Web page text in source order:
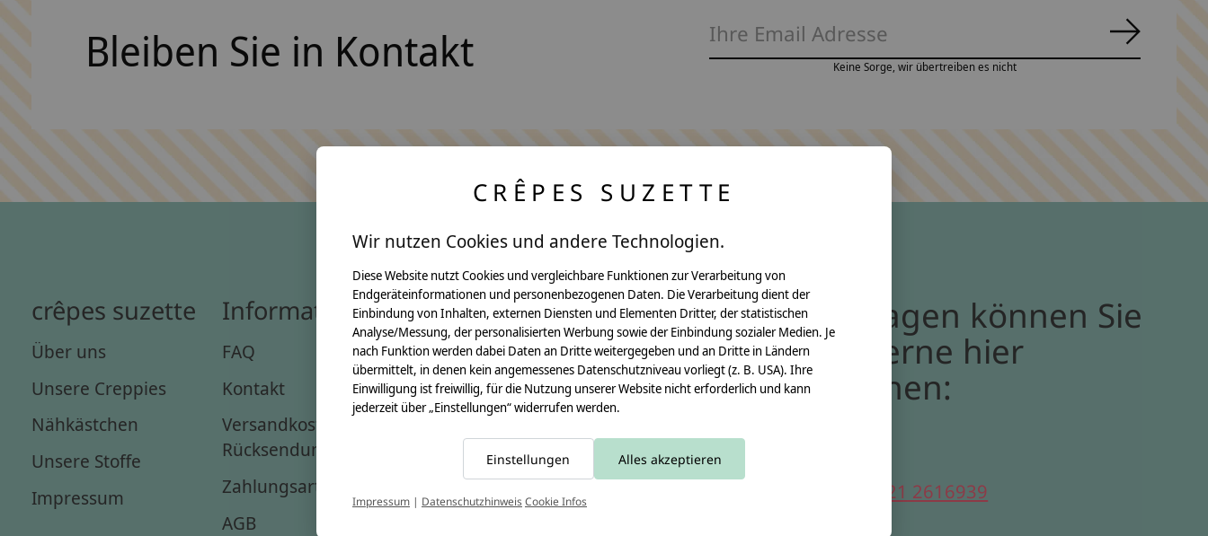
Bleiben Sie in Kontakt Keine Sorge, wir übertreiben es nicht
crêpes suzette
Über uns
Unsere Creppies
Nähkästchen
Unsere Stoffe
Impressum
Informationen
FAQ
Kontakt
Versandkosten &
Rücksendungen
Zahlungsarten
AGB
Anleitungen
Video Nähset
Anleitung MOMA
Schultüte
Leseknochen
Schnittmuster
Bei Fragen können Sie
uns gerne hier
erreichen:
0221 2616939
CRÊPES SUZETTE
Wir nutzen Cookies und andere Technologien.
Diese Website nutzt Cookies und vergleichbare Funktionen zur Verarbeitung von
Endgeräteinformationen und personenbezogenen Daten. Die Verarbeitung dient der
Einbindung von Inhalten, externen Diensten und Elementen Dritter, der statistischen
Analyse/Messung, der personalisierten Werbung sowie der Einbindung sozialer Medien. Je
nach Funktion werden dabei Daten an Dritte weitergegeben und an Dritte in Ländern
übermittelt, in denen kein angemessenes Datenschutzniveau vorliegt (z. B. USA). Ihre
Einwilligung ist freiwillig, für die Nutzung unserer Website nicht erforderlich und kann
jederzeit über „Einstellungen“ widerrufen werden.
Einstellungen Alles akzeptieren
Impressum | DatenschutzhinweisCookie Infos